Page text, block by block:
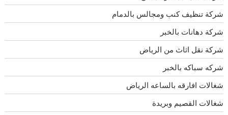
شركة تنظيف كنب ومجالس بالدمام
شركة دهانات بالخبر
شركة نقل اثاث من الرياض
شركه سباكه بالخبر
شغالات افارقه بالساعه الرياض
شغالات القصيم وبريدة